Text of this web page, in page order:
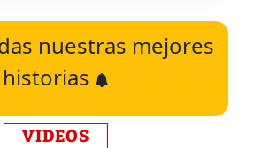
nuestras mejores
historias
VIDEOS